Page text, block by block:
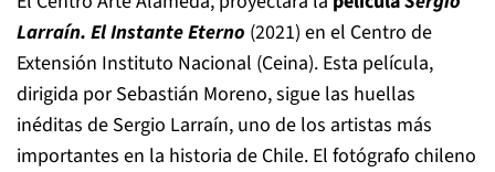
Larraín. El Instante Eterno (2021) en el Centro de
Extensión Instituto Nacional (Ceina). Esta película,
dirigida por Sebastián Moreno, sigue las huellas
inéditas de Sergio Larraín, uno de los artistas más
importantes en la historia de Chile. El fotógrafo chileno